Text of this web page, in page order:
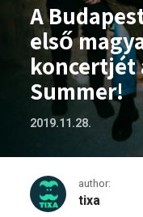
A
első
koncertjét
Summer!
2019.11.28.
author:
tixa